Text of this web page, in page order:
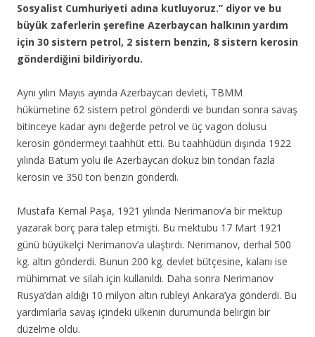
Sosyalist Cumhuriyeti adına kutluyoruz.” diyor ve bu
büyük zaferlerin şerefine Azerbaycan halkının yardım
için 30 sistern petrol, 2 sistern benzin, 8 sistern kerosin
gönderdiğini bildiriyordu.
Aynı yılın Mayıs ayında Azerbaycan devleti, TBMM
hükümetine 62 sistern petrol gönderdi ve bundan sonra savaş
bitinceye kadar aynı değerde petrol ve üç vagon dolusu
kerosin göndermeyi taahhüt etti. Bu taahhüdün dışında 1922
yılında Batum yolu ile Azerbaycan dokuz bin tondan fazla
kerosin ve 350 ton benzin gönderdi.
Mustafa Kemal Paşa, 1921 yılında Nerimanov’a bir mektup
yazarak borç para talep etmişti. Bu mektubu 17 Mart 1921
günü büyükelçi Nerimanov’a ulaştırdı. Nerimanov, derhal 500
kg. altın gönderdi. Bunun 200 kg. devlet bütçesine, kalanı ise
mühimmat ve silah için kullanıldı. Daha sonra Nerimanov
Rusya’dan aldığı 10 milyon altın rubleyi Ankara’ya gönderdi. Bu
yardımlarla savaş içindeki ülkenin durumunda belirgin bir
düzelme oldu.